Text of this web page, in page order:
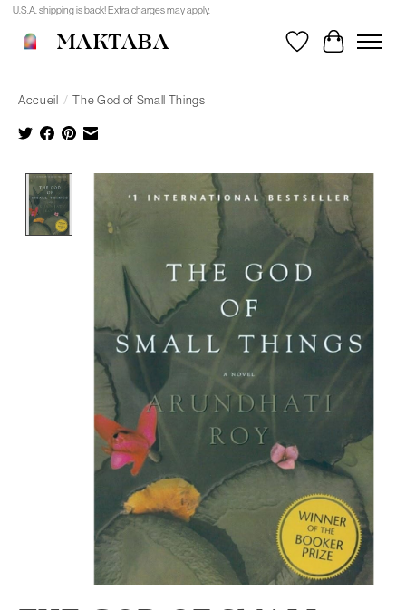
U.S.A. shipping is back! Extra charges may apply.
MAKTABA Liste de souhaits
Panier
Accueil / The God of Small Things
Product image slideshow Items